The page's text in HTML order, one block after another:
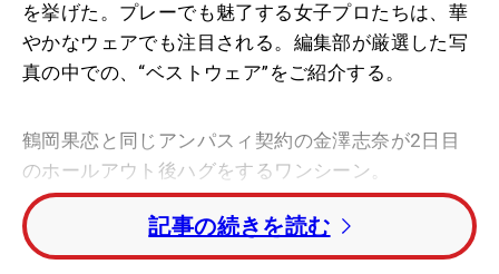
を挙げた。プレーでも魅了する女子プロたちは、華
やかなウェアでも注目される。編集部が厳選した写
真の中での、“ベストウェア”をご紹介する。
鶴岡果恋と同じアンパスィ契約の金澤志奈が2日目
のホールアウト後ハグをするワンシーン。
初日にプロ7年目、ツアー105試合目で初の首位発進
を決めた鶴岡果恋はボーダーハイネックにスカート
記事の続きを読む